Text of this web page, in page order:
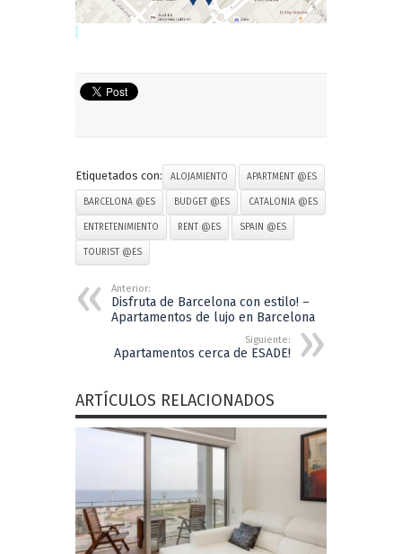
Etiquetados con: ALOJAMIENTO APARTMENT @ES
BARCELONA @ES BUDGET @ES CATALONIA @ES
ENTRETENIMIENTO RENT @ES SPAIN @ES
TOURIST @ES
Anterior:
Disfruta de Barcelona con estilo! –
Apartamentos de lujo en Barcelona
Siguiente:
Apartamentos cerca de ESADE!
ARTÍCULOS RELACIONADOS